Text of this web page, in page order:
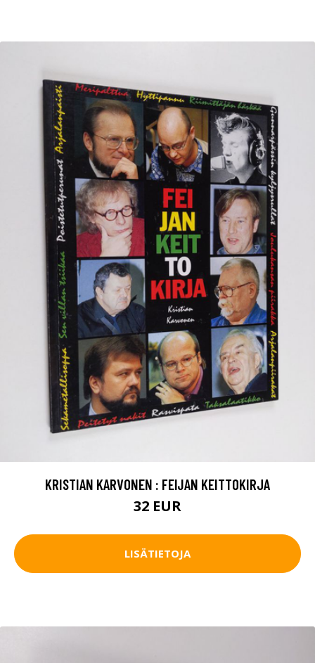
KRISTIAN KARVONEN : FEIJAN KEITTOKIRJA
32 EUR
LISÄTIETOJA